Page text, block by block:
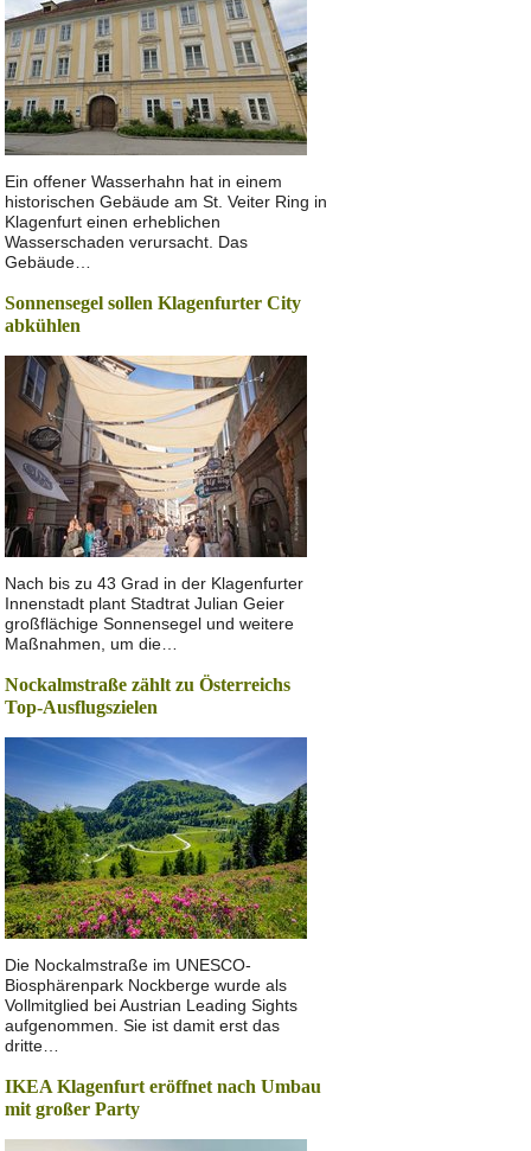
Ein offener Wasserhahn hat in einem
historischen Gebäude am St. Veiter Ring in
Klagenfurt einen erheblichen
Wasserschaden verursacht. Das
Gebäude…
Sonnensegel sollen Klagenfurter City
abkühlen
Nach bis zu 43 Grad in der Klagenfurter
Innenstadt plant Stadtrat Julian Geier
großflächige Sonnensegel und weitere
Maßnahmen, um die…
Nockalmstraße zählt zu Österreichs
Top-Ausflugszielen
Die Nockalmstraße im UNESCO-
Biosphärenpark Nockberge wurde als
Vollmitglied bei Austrian Leading Sights
aufgenommen. Sie ist damit erst das
dritte…
IKEA Klagenfurt eröffnet nach Umbau
mit großer Party